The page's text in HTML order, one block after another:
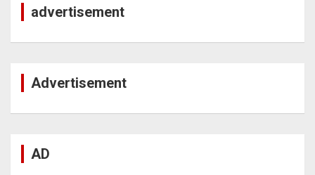
advertisement
Advertisement
AD